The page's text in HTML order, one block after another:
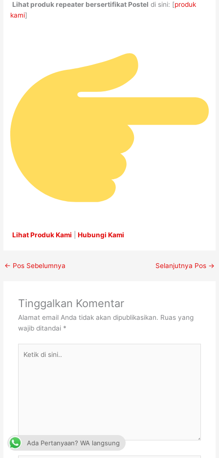
Lihat produk repeater bersertifikat Postel di sini: [produk
kami]
Lihat Produk Kami |Hubungi Kami
← Pos Sebelumnya Selanjutnya Pos →
Tinggalkan Komentar
Alamat email Anda tidak akan dipublikasikan. Ruas yang
wajib ditandai *
Ada Pertanyaan? WA langsung